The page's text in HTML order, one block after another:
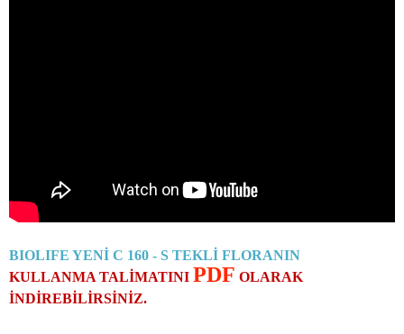
BIOLIFE YENİ C 160 - S TEKLİ FLORANIN
KULLANMA TALİMATINI PDF OLARAK
İNDİREBİLİRSİNİZ.